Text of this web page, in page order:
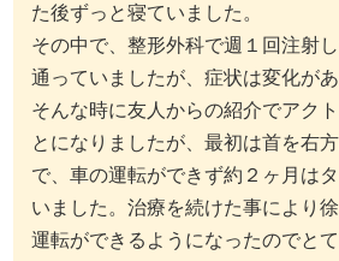
た後ずっと寝ていました。
その中で、整形外科で週１回注射
通っていましたが、症状は変化があ
そんな時に友人からの紹介でアク
とになりましたが、最初は首を右
で、車の運転ができず約２ヶ月は
いました。治療を続けた事により
運転ができるようになったのでと